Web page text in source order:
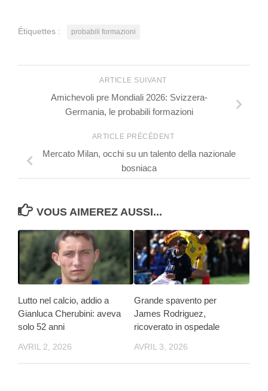
Étiquettes : probabili formazioni
ARTICLE SUIVANT
Amichevoli pre Mondiali 2026: Svizzera-
Germania, le probabili formazioni
ARTICLE PRÉCÉDENT
Mercato Milan, occhi su un talento della nazionale
bosniaca
VOUS AIMEREZ AUSSI...
Lutto nel calcio, addio a
Gianluca Cherubini: aveva
solo 52 anni
AVRIL 2, 2026
Grande spavento per
James Rodriguez,
ricoverato in ospedale
AVRIL 3, 2026